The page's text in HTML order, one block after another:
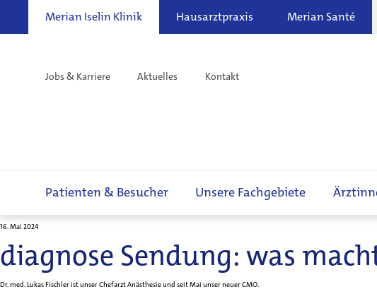
Merian Iselin Klinik Hausarztpraxis Merian Santé
Jobs & Karriere Aktuelles Kontakt
Patienten & Besucher Unsere Fachgebiete
16. Mai 2024
diagnose Sendung: was
Dr. med. Lukas Fischler ist unser Chefarzt Anästhesie und seit Mai unser neuer CMO.